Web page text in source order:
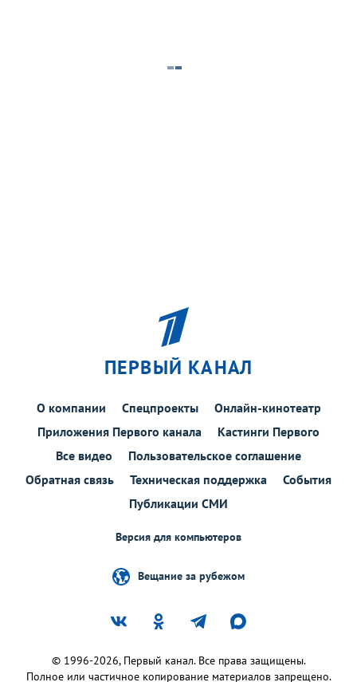
ПЕРВЫЙ КАНАЛ
О компании Спецпроекты
Онлайн-кинотеатр
Приложения Первого канала
Кастинги Первого
Все видео
Пользовательское соглашение
Обратная связь
Техническая поддержка
События
Публикации СМИ
Версия для компьютеров
Вещание за рубежом
© 1996-2026, Первый канал. Все права защищены.
Полное или частичное копирование материалов запрещено.